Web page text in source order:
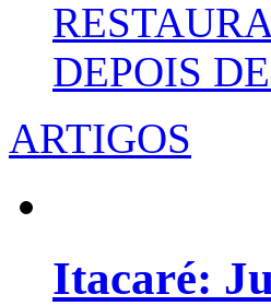
DEPOIS
ARTIGOS
Itacaré: